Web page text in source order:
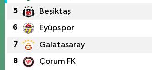
5 Beşiktaş
6 Eyüpspor
7 Galatasaray
8 Çorum FK